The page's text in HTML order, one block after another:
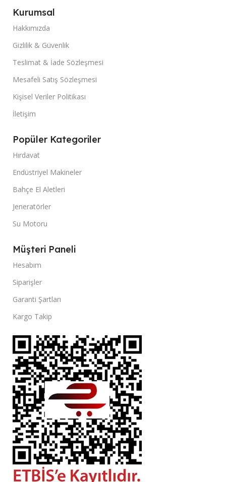
Kurumsal
Hakkımızda
Gizlilik & Güvenlik
Teslimat & İade Sözleşmesi
Mesafeli Satış Sözleşmesi
Kişisel Veriler Politikası
İletişim
Popüler Kategoriler
Hırdavat
Endüstriyel Makineler
Bahçe El Aletleri
Jeneratörler
Su Motoru
Müşteri Paneli
Hesabım
Siparişler
Garanti Şartları
Kargo Takip